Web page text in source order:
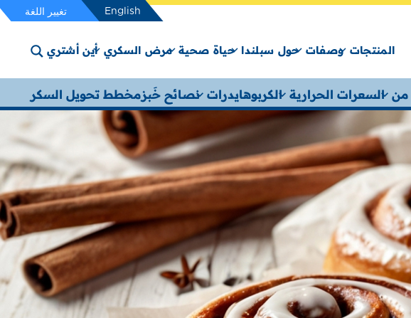
English تغيير اللغة
المنتجات وصفات حول سبلندا حياة صحية مرض السكري أين أشتري
من السعرات الحرارية الكربوهايدرات نصائح خَبزمخطط تحويل السكر